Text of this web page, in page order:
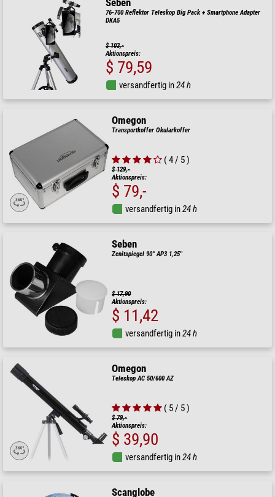
Seben
76-700 Reflektor Teleskop Big Pack + Smartphone Adapter
DKA5
$ 103,-
Aktionspreis:
$ 79,59
versandfertig in24 h
Omegon
Transportkoffer Okularkoffer
( 4 / 5 )
$ 129,-
Aktionspreis:
$ 79,-
versandfertig in24 h
Seben
Zenitspiegel 90° AP3 1,25''
$ 17,90
Aktionspreis:
$ 11,42
versandfertig in24 h
Omegon
Teleskop AC 50/600 AZ
( 5 / 5 )
$ 79,-
Aktionspreis:
$ 39,90
versandfertig in24 h
Scanglobe